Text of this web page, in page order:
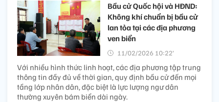
Bầu cử Quốc hội và HĐND:
Không khí chuẩn bị bầu cử
lan tỏa tại các địa phương
ven biển
11/02/2026 10:22’
Với nhiều hình thức linh hoạt, các địa phương tập trung
thông tin đầy đủ về thời gian, quy định bầu cử đến mọi
tầng lớp nhân dân, đặc biệt là lực lượng ngư dân
thường xuyên bám biển dài ngày.